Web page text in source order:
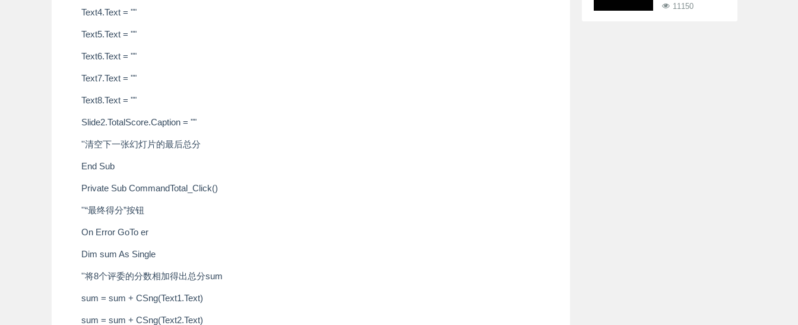
Text4.Text = ""
Text5.Text = ""
Text6.Text = ""
Text7.Text = ""
Text8.Text = ""
Slide2.TotalScore.Caption = ""
''清空下一张幻灯片的最后总分
End Sub
Private Sub CommandTotal_Click()
''“最终得分”按钮
On Error GoTo er
Dim sum As Single
''将8个评委的分数相加得出总分sum
sum = sum + CSng(Text1.Text)
sum = sum + CSng(Text2.Text)
11150